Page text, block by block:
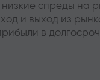
спреды на
и выход из
в